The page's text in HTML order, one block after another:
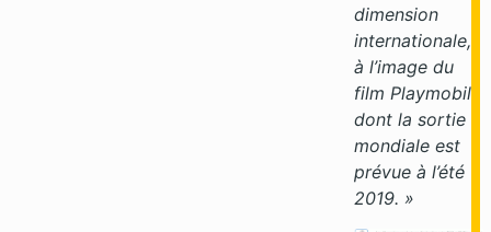
dimension
internationale,
à l’image du
film Playmobil
dont la sortie
mondiale est
prévue à l’été
2019. »